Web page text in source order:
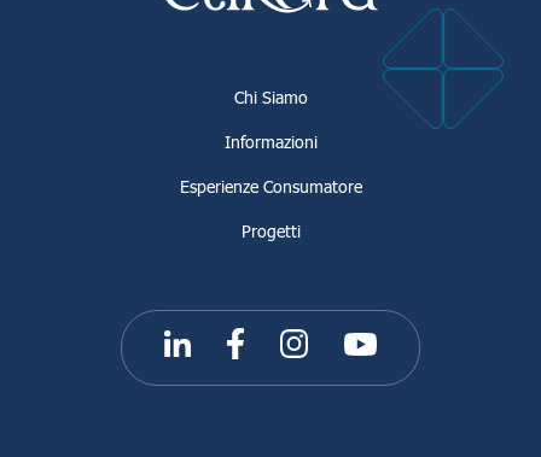
Chi Siamo
Informazioni
Esperienze Consumatore
Progetti